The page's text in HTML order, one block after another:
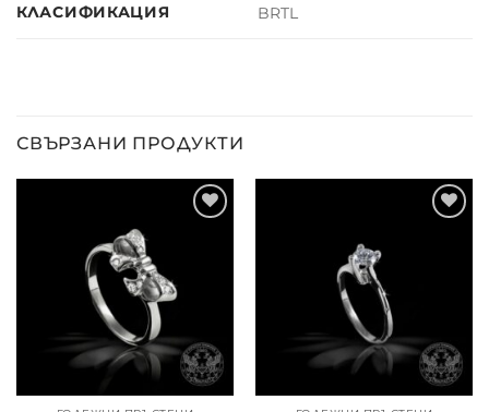
КЛАСИФИКАЦИЯ BRTL
СВЪРЗАНИ ПРОДУКТИ